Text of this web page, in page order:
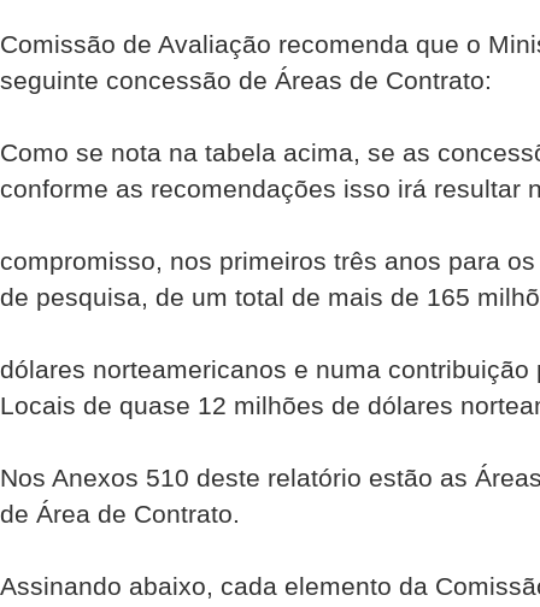
Comissão de Avaliação recomenda que o
seguinte concessão de Áreas de Contrato:
Como se nota na tabela acima, se as
conforme as recomendações isso irá resultar
compromisso, nos primeiros três anos para
de pesquisa, de um total de mais de 165
dólares norte­americanos e numa contribuição
Locais de quase 12 milhões de dólares
Nos Anexos 5­10 deste relatório estão as
de Área de Contrato.
Assinando abaixo, cada elemento da